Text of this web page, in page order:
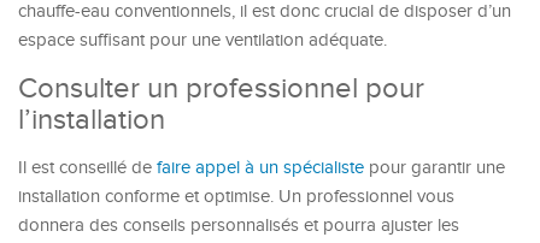
chauffe-eau conventionnels, il est donc crucial de disposer d’un
espace suffisant pour une ventilation adéquate.
Consulter un professionnel pour
l’installation
Il est conseillé de faire appel à un spécialiste pour garantir une
installation conforme et optimise. Un professionnel vous
donnera des conseils personnalisés et pourra ajuster les